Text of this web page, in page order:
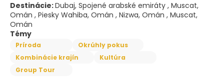
Destinácie:Dubaj, Spojené arabské emiráty , Muscat,
Omán , Piesky Wahiba, Omán , Nizwa, Omán , Muscat,
Omán
Témy
Príroda
Okrúhly pokus
Kombinácie krajín
Kultúra
Group Tour